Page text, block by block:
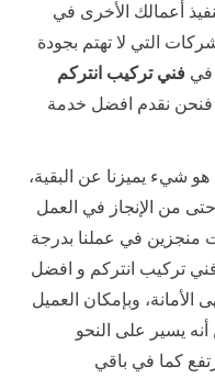
أعمالك الأخرى في
التي لا تهتم بجودة
في فني تركيب انتركم
فنحن نقدم افضل خدمة
شيء يميزنا عن البقية،
حتى من الإنجاز في العمل
منجزين في عملنا بدرجة
تركيب انتركم و افضل
الأمانة، وبإمكان العميل
يسير على النحو
كما في باقي